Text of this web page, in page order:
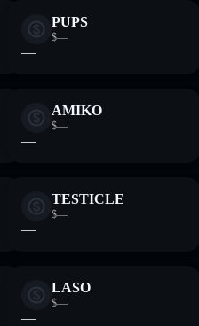
PUPS
$—
—
AMIKO
$—
—
TESTICLE
$—
—
LASO
$—
—